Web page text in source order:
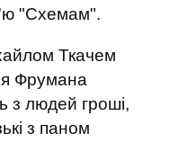
"Схемам".
Ткачем
Фрумана
з людей гроші,
з паном